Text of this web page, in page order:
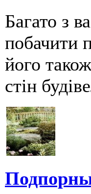
Багато з
побачити
його
стін